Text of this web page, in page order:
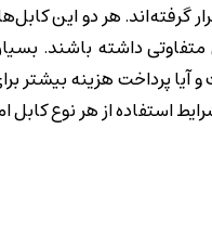
هر دو این کابل‌ها
داشته باشند.
پرداخت هزینه بیشتر
استفاده از هر نوع کابل